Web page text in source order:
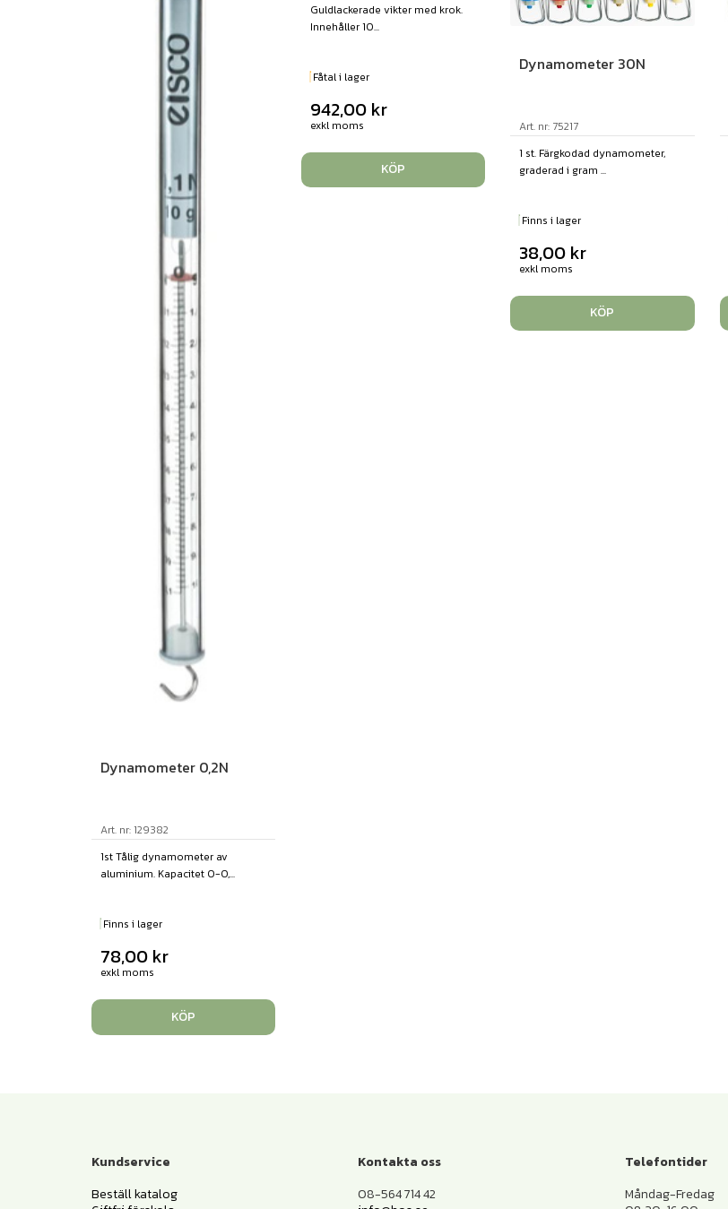
Dynamometer 0,2N
Art. nr: 129382
1st Tålig dynamometer av
aluminium. Kapacitet 0-0,...
Finns i lager
78,00 kr
exkl moms
KÖP
Guldlackerade vikter med krok.
Innehåller 10...
Fåtal i lager
942,00 kr
exkl moms
KÖP
Dynamometer 30N
Art. nr: 75217
1 st. Färgkodad dynamometer,
graderad i gram ...
Finns i lager
38,00 kr
exkl moms
KÖP
Kundservice
Beställ katalog
Kontakta oss
08-564 714 42
Telefontider
Måndag-Fredag